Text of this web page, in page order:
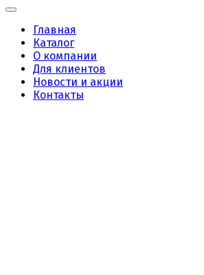
Главная
Каталог
О компании
Для клиентов
Новости и акции
Контакты